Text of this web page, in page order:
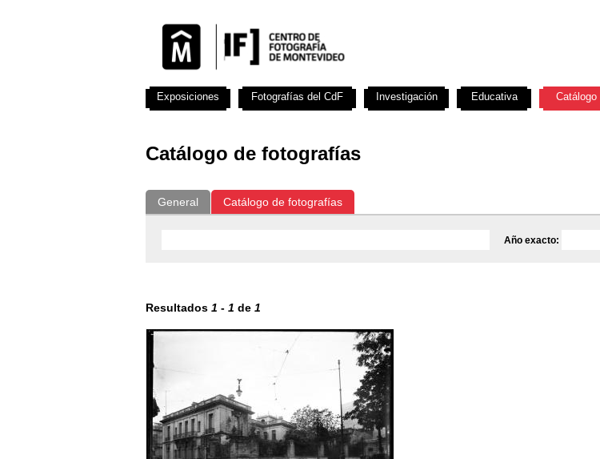
Catálogo de fotografías
General Catálogo de fotografías
Año exacto:
Resultados 1 - 1 de 1
Exposiciones Fotografías del CdF Investigación Educativa Catálogo